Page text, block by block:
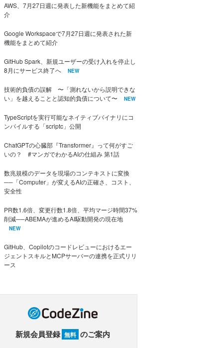
AWS、7月27日週に発表した新機能をまとめて紹
介
Google Workspaceで7月27日週に発表された新
機能をまとめて紹介
GitHub Spark、新規ユーザーの受け入れを停止し
8月にサービス終了へ
NEW
技術的負債の誤解 〜「測れないから説明できな
い」を越えることと認知的負債について〜
NEW
TypeScriptを実行可能なネイティブバイナリにコ
ンパイルする「scriptc」公開
ChatGPTの心臓部『Transformer』って何がすご
いの？ #マンガでわかるAIの仕組み 第1話
数兆規模のデータを現場のコンテキストに変換
──「Computer」が変えるAIの正確さ、コスト、
安全性
PR数1.6倍、変更行数1.8倍、平均マージ時間37%
削減──ABEMAが進めるAI駆動開発の現在地
NEW
GitHub、Copilotのコードレビューにおけるエー
ジェントスキルとMCPサーバーの連携を正式リリ
ース
新規会員登録 無料 のご案内